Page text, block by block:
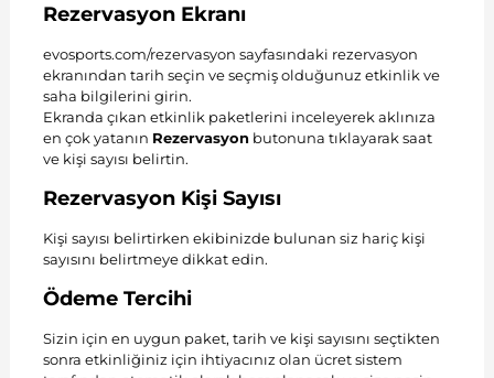
Rezervasyon Ekranı
evosports.com/rezervasyon sayfasındaki rezervasyon
ekranından tarih seçin ve seçmiş olduğunuz etkinlik ve
saha bilgilerini girin.
Ekranda çıkan etkinlik paketlerini inceleyerek aklınıza
en çok yatanın Rezervasyonbutonuna tıklayarak saat
ve kişi sayısı belirtin.
Rezervasyon Kişi Sayısı
Kişi sayısı belirtirken ekibinizde bulunan siz hariç kişi
sayısını belirtmeye dikkat edin.
Ödeme Tercihi
Sizin için en uygun paket, tarih ve kişi sayısını seçtikten
sonra etkinliğiniz için ihtiyacınız olan ücret sistem